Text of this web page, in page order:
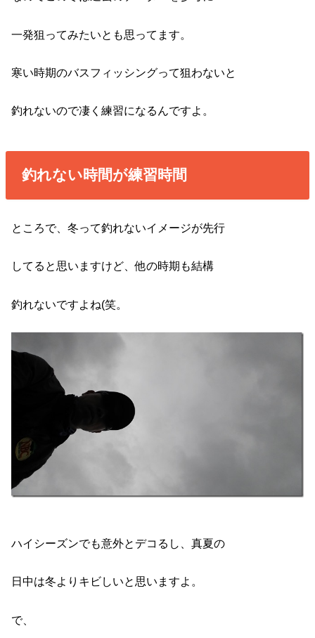
一発狙ってみたいとも思ってます。
寒い時期のバスフィッシングって狙わないと
釣れないので凄く練習になるんですよ。
釣れない時間が練習時間
ところで、冬って釣れないイメージが先行
してると思いますけど、他の時期も結構
釣れないですよね(笑。
ハイシーズンでも意外とデコるし、真夏の
日中は冬よりキビしいと思いますよ。
で、